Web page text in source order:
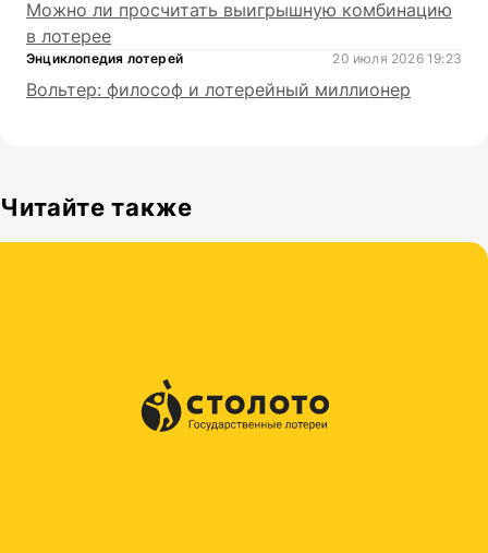
Можно ли просчитать выигрышную комбинацию
в лотерее
Энциклопедия лотерей 20 июля 2026 19:23
Вольтер: философ и лотерейный миллионер
Читайте также